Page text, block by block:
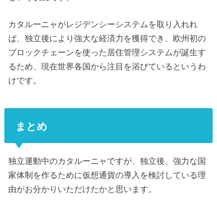
カタルーニャがレジデンシーシステムを取り入れれ
ば、独立後により強大な経済力を獲得でき、欧州初の
ブロックチェーンを使った居住管理システムが誕生す
るため、現在世界各国から注目を浴びているというわ
けです。
まとめ
独立運動中のカタルーニャですが、独立後、強力な国
家体制を作るために仮想通貨の導入を検討している理
由がお分かりいただけたかと思います。